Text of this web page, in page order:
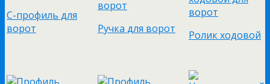
С-профиль для
ворот
Ручка для ворот Ролик ходовой